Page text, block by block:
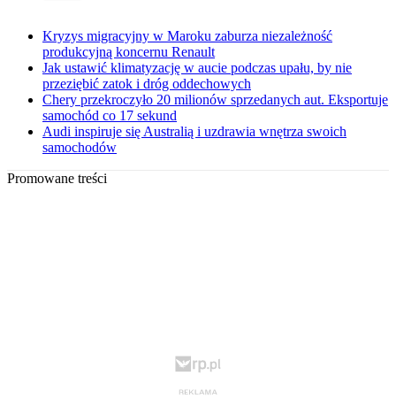
Kryzys migracyjny w Maroku zaburza niezależność
produkcyjną koncernu Renault
Jak ustawić klimatyzację w aucie podczas upału, by nie
przeziębić zatok i dróg oddechowych
Chery przekroczyło 20 milionów sprzedanych aut. Eksportuje
samochód co 17 sekund
Audi inspiruje się Australią i uzdrawia wnętrza swoich
samochodów
Promowane treści